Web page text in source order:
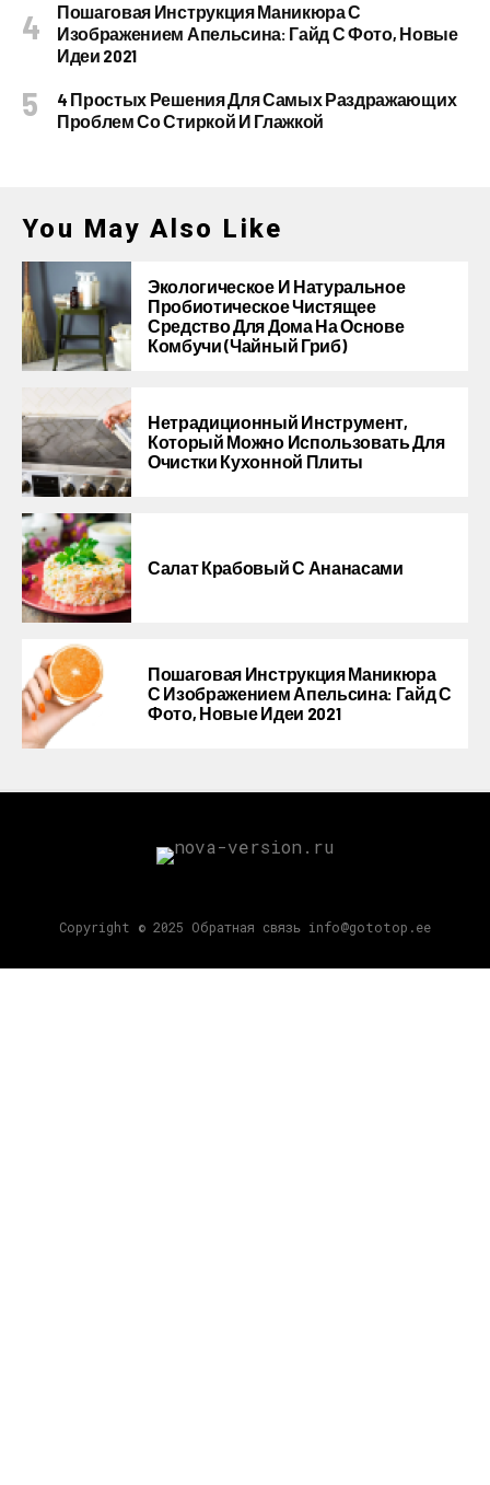
Пошаговая Инструкция Маникюра С
Изображением Апельсина: Гайд С Фото, Новые
Идеи 2021
4 Простых Решения Для Самых Раздражающих
Проблем Со Стиркой И Глажкой
You May Also Like
Экологическое И Натуральное
Пробиотическое Чистящее
Средство Для Дома На Основе
Комбучи (чайный Гриб)
Нетрадиционный Инструмент,
Который Можно Использовать Для
Очистки Кухонной Плиты
Салат Крабовый С Ананасами
Пошаговая Инструкция Маникюра
С Изображением Апельсина: Гайд С
Фото, Новые Идеи 2021
Copyright © 2025 Обратная связь info@gototop.ee